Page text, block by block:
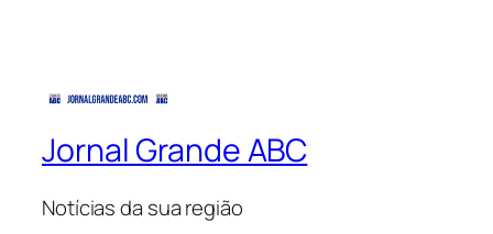
Jornal Grande ABC
Notícias da sua região